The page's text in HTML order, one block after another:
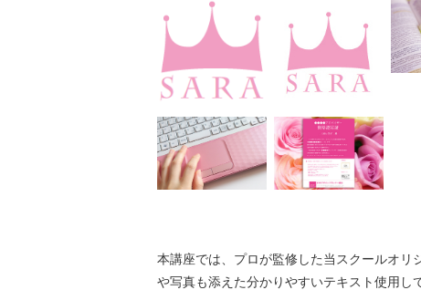
本講座では、プロが監修した当スクールオリ
や写真も添えた分かりやすいテキスト使用し